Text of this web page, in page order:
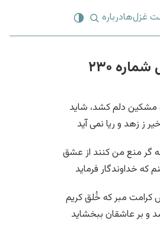
غزل‌هادرباره
۲۳۰
مشکین دلم کشد، شاید
ز زهد و ریا نمی آید
گر منع من کنند از عشق
که خداوندگار فرماید
مبر که خُلق کریم
و بر عاشقان ببخشاید